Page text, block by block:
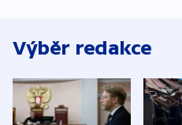
Výběr redakce